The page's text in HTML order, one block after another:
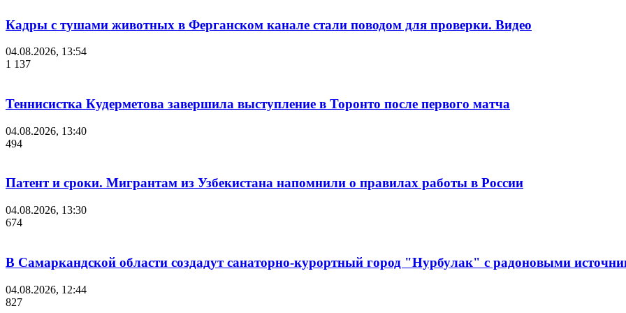
Кадры с тушами животных в Ферганском канале стали поводом для проверки. Видео
04.08.2026, 13:54
1 137
Теннисистка Кудерметова завершила выступление в Торонто после первого матча
04.08.2026, 13:40
494
Патент и сроки. Мигрантам из Узбекистана напомнили о правилах работы в России
04.08.2026, 13:30
674
В Самаркандской области создадут санаторно-курортный город "Нурбулак" с радоновыми
04.08.2026, 12:44
827